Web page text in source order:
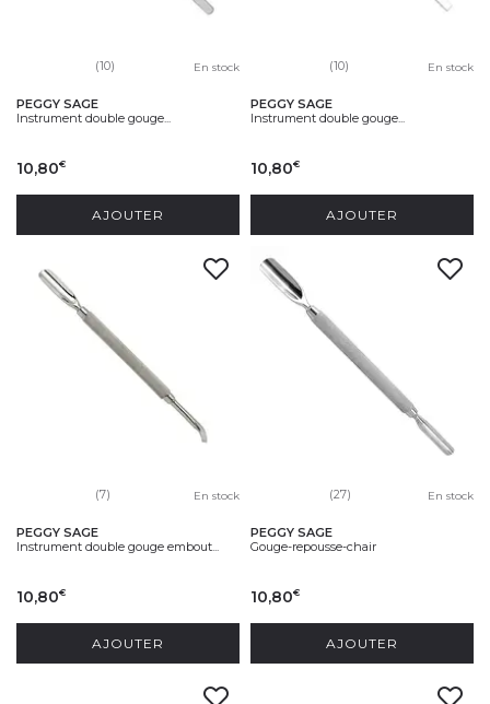
(10) En stock
PEGGY SAGE
Instrument double gouge...
10,80€
AJOUTER
(10) En stock
PEGGY SAGE
Instrument double gouge...
10,80€
AJOUTER
(7) En stock
PEGGY SAGE
Instrument double gouge embout...
10,80€
AJOUTER
(27) En stock
PEGGY SAGE
Gouge-repousse-chair
10,80€
AJOUTER